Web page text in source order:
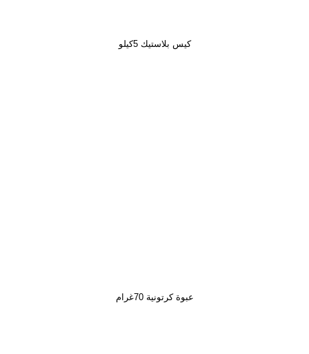
كيس بلاستيك 5كيلو
عبوة كرتونية 70غرام